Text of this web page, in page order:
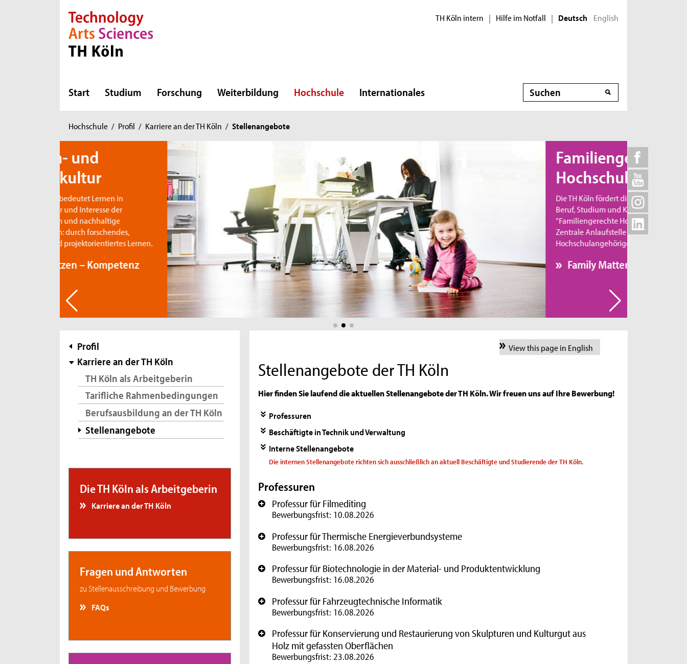
Direkt zur Hauptnavigation
Direkt zur Subnavigation
Direkt zum Inhalt
Direkt zum Fußbereich TH Köln intern | Hilfe im Notfall | Deutsch English
Start Studium Forschung Weiterbildung Hochschule Internationales Suche
Sie
sind
Hochschule / Profil / Karriere an der TH Köln / Stellenangebote
Familiengerechte
Die TH Köln fördert die Vereinbarkeit von Familie,
Beruf, Studium und Karriere und wurde 2011 als
"Familiengerechte Hochschule" zertifiziert.
Zentrale Anlaufstelle für alle
Hochschulangehörigen ist der Familienservice.
Family Matters
Subnavigation
Profil
Karriere an der TH Köln
TH Köln als Arbeitgeberin
Tarifliche Rahmenbedingungen
Berufsausbildung an der TH Köln
Stellenangebote
Die TH Köln als Arbeitgeberin
Karriere an der TH Köln
Fragen und Antworten
zu Stellenausschreibung und Bewerbung
FAQs
View this page in English
Stellenangebote der TH Köln
Hier finden Sie laufend die aktuellen Stellenangebote der TH Köln. Wir freuen uns auf Ihre Bewerbung!
Professuren
Beschäftigte in Technik und Verwaltung
Interne Stellenangebote
Die internen Stellenangebote richten sich ausschließlich an aktuell Beschäftigte und Studierende der TH Köln.
Professuren
+ Professur für Filmediting
Bewerbungsfrist: 10.08.2026
+ Professur für Thermische Energieverbundsysteme
Bewerbungsfrist: 16.08.2026
+ Professur für Biotechnologie in der Material- und Produktentwicklung
Bewerbungsfrist: 16.08.2026
+ Professur für Fahrzeugtechnische Informatik
Bewerbungsfrist: 16.08.2026
+
Professur für Konservierung und Restaurierung von Skulpturen und Kulturgut aus
Holz mit gefassten Oberflächen
Bewerbungsfrist: 23.08.2026